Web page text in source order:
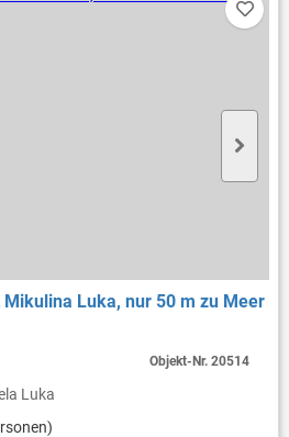
Luka, nur 50 m zu Meer
Luka
Objekt-Nr.20514